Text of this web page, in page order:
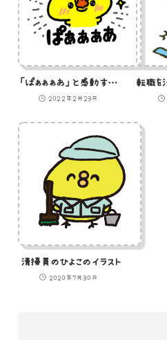
「ぱぁぁぁあ」と感動するひよこのイラスト
2022年2月23日
清掃員のひよこのイラスト
2020年7月30日